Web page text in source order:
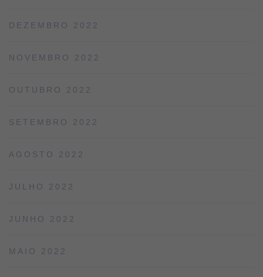
DEZEMBRO 2022
NOVEMBRO 2022
OUTUBRO 2022
SETEMBRO 2022
AGOSTO 2022
JULHO 2022
JUNHO 2022
MAIO 2022